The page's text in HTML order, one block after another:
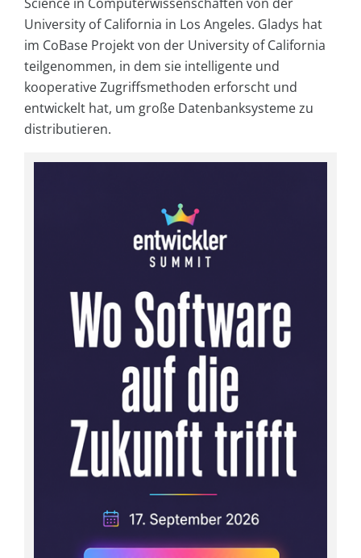
University of California in Los Angeles. Gladys hat
im CoBase Projekt von der University of California
teilgenommen, in dem sie intelligente und
kooperative Zugriffsmethoden erforscht und
entwickelt hat, um große Datenbanksysteme zu
distributieren.